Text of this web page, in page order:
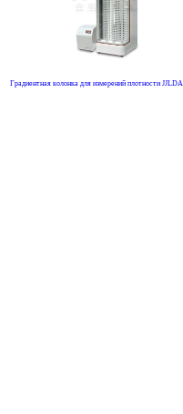
Градиентная колонка для измерений плотности JJLDA